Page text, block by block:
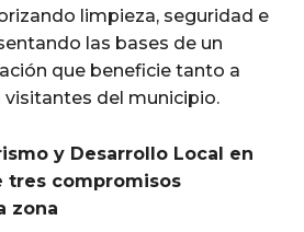
limpieza, seguridad e
las bases de un
que beneficie tanto a
del municipio.
y Desarrollo Local en
tres compromisos
zona